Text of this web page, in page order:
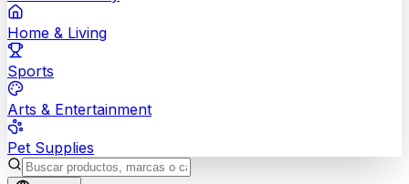
Home & Living
Sports
Arts & Entertainment
Pet Supplies